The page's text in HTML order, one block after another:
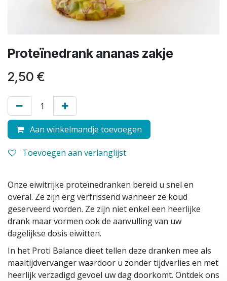
Proteïnedrank ananas zakje
2,50 €
Aan winkelmandje toevoegen
Toevoegen aan verlanglijst
Onze eiwitrijke proteïnedranken bereid u snel en
overal. Ze zijn erg verfrissend wanneer ze koud
geserveerd worden. Ze zijn niet enkel een heerlijke
drank maar vormen ook de aanvulling van uw
dagelijkse dosis eiwitten.
In het Proti Balance dieet tellen deze dranken mee als
maaltijdvervanger waardoor u zonder tijdverlies en met
heerlijk verzadigd gevoel uw dag doorkomt. Ontdek ons